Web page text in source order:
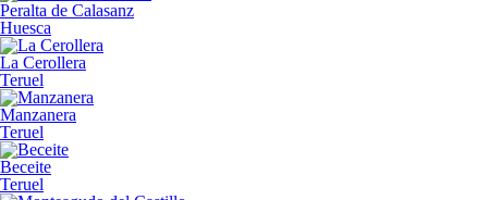
Peralta de Calasanz
Huesca
La Cerollera
Teruel
Manzanera
Teruel
Beceite
Teruel